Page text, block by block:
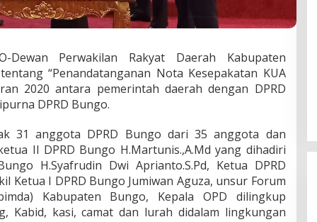
Dewan Perwakilan Rakyat Daerah Kabupaten
“Penandatanganan Nota Kesepakatan KUA
2020 antara pemerintah daerah dengan DPRD
DPRD Bungo.
31 anggota DPRD Bungo dari 35 anggota dan
II DPRD Bungo H.Martunis.,A.Md yang dihadiri
H.Syafrudin Dwi Aprianto.S.Pd, Ketua DPRD
Ketua I DPRD Bungo Jumiwan Aguza, unsur Forum
Kabupaten Bungo, Kepala OPD dilingkup
Kabid, kasi, camat dan lurah didalam lingkungan